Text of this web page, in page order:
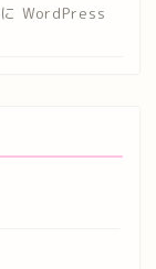
に WordPress